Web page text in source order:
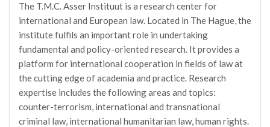
The T.M.C. Asser Instituut is a research center for
international and European law. Located in The Hague, the
institute fulfils an important role in undertaking
fundamental and policy-oriented research. It provides a
platform for international cooperation in fields of law at
the cutting edge of academia and practice. Research
expertise includes the following areas and topics:
counter-terrorism, international and transnational
criminal law, international humanitarian law, human rights.